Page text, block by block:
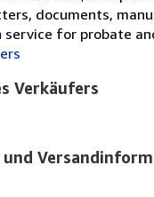
documents,
service for probate
Verkäufers